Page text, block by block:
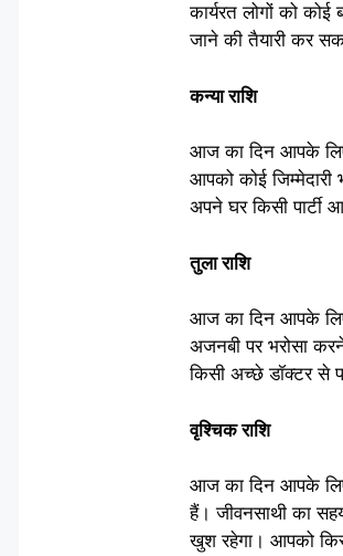
कार्यरत लोगों को
जाने की तैयारी कर
कन्या राशि
आज का दिन आपके लिए
आपको कोई
अपने घर किसी पार्टी
तुला राशि
आज का दिन आपके
अजनबी पर भरोसा
किसी अच्छे डॉक्टर से
वृश्चिक राशि
आज का दिन आपके लिए
हैं। जीवनसाथी का
खुश रहेगा। आपको